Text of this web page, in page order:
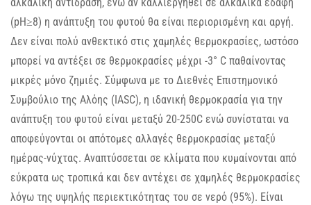
(pH≥8) η ανάπτυξη του φυτού θα είναι περιορισμένη και αργή.
Δεν είναι πολύ ανθεκτικό στις χαμηλές θερμοκρασίες, ωστόσο
μπορεί να αντέξει σε θερμοκρασίες μέχρι -3° C παθαίνοντας
μικρές μόνο ζημιές. Σύμφωνα με το Διεθνές Επιστημονικό
Συμβούλιο της Αλόης (IASC), η ιδανική θερμοκρασία για την
ανάπτυξη του φυτού είναι μεταξύ 20-250C ενώ συνίσταται να
αποφεύγονται οι απότομες αλλαγές θερμοκρασίας μεταξύ
ημέρας-νύχτας. Αναπτύσσεται σε κλίματα που κυμαίνονται από
εύκρατα ως τροπικά και δεν αντέχει σε χαμηλές θερμοκρασίες
λόγω της υψηλής περιεκτικότητας του σε νερό (95%). Είναι